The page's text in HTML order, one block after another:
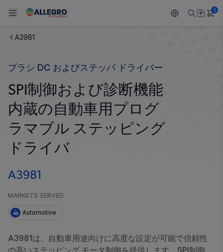
Back To Main Menu
製品
センサー
レギュレート
ドライブ
Back To Main Menu
用途
自動車
工業
コンシューマー
Technologies
Back To Main Menu
設計サポート
設計と開発
パッケージング
品質基準および環境保証について
ソフトウェア ポータル
Back To Main Menu
技術リソース
Resource Center
Back To Main Menu
ALLEGRO について
私たちの会社
キャリア
企業責任
Growth and Inclusion
お問い合わせ先
0
A3981
ブラシ DC およびステッパ ドライバー
SPI制御および診断機能
内蔵の自動車用プログ
ラマブル ステッピング
ドライバ
A3981
MARKETS SERVED
Automotive
A3981は、自動車用途向けに高度な設定が可能で信頼性
の高いステッピング モータ制御を提供します。SPI制御、